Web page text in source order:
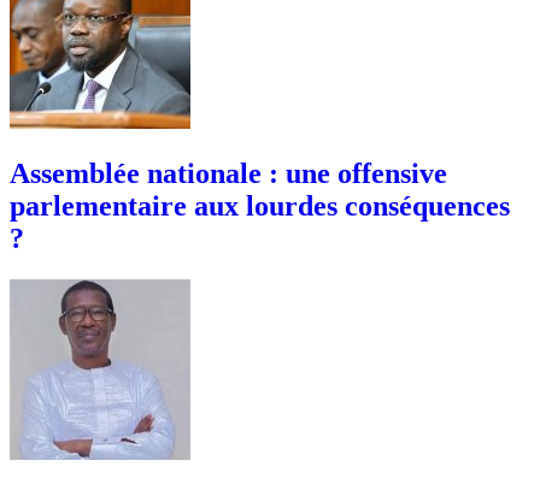
Assemblée nationale : une offensive
parlementaire aux lourdes conséquences
?